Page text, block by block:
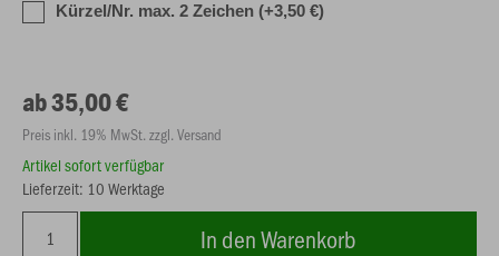
Kürzel/Nr. max. 2 Zeichen (+3,50 €)
ab 35,00 €
Preis inkl. 19% MwSt. zzgl. Versand
Artikel sofort verfügbar
Lieferzeit: 10 Werktage
In den Warenkorb